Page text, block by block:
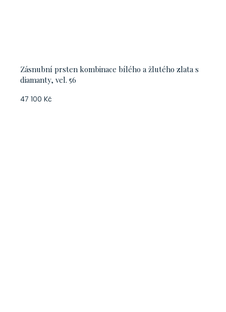
Zásnubní prsten kombinace bílého a žlutého zlata s
diamanty, vel. 56
47 100 Kč